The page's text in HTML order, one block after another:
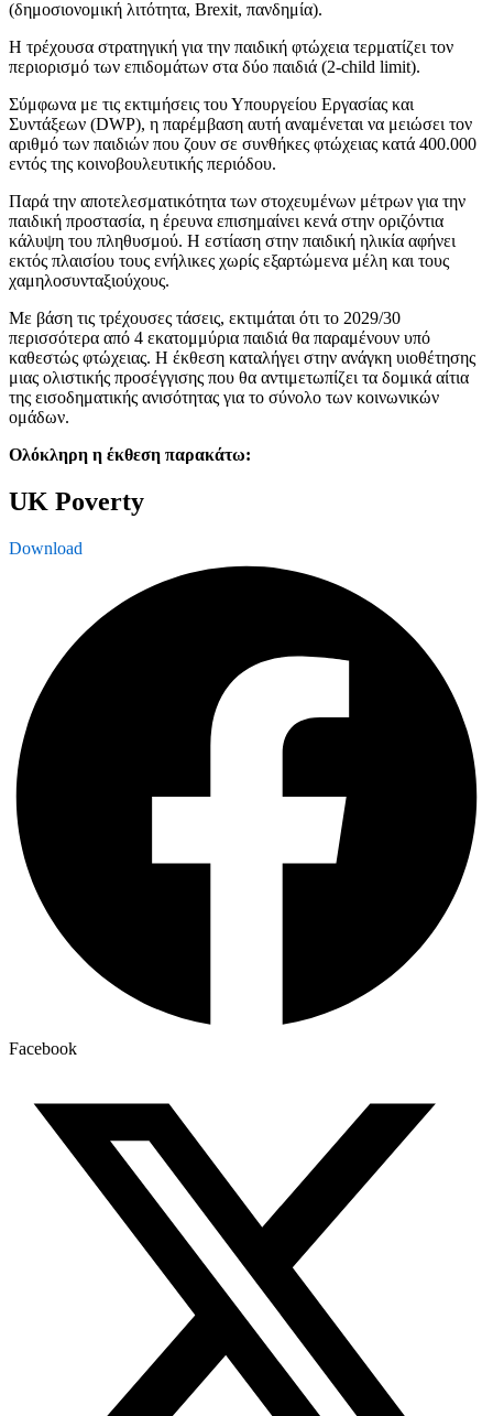
(δημοσιονομική λιτότητα, Brexit, πανδημία).
Η τρέχουσα στρατηγική για την παιδική φτώχεια τερματίζει τον
περιορισμό των επιδομάτων στα δύο παιδιά (2-child limit).
Σύμφωνα με τις εκτιμήσεις του Υπουργείου Εργασίας και
Συντάξεων (DWP), η παρέμβαση αυτή αναμένεται να μειώσει τον
αριθμό των παιδιών που ζουν σε συνθήκες φτώχειας κατά 400.000
εντός της κοινοβουλευτικής περιόδου.
Παρά την αποτελεσματικότητα των στοχευμένων μέτρων για την
παιδική προστασία, η έρευνα επισημαίνει κενά στην οριζόντια
κάλυψη του πληθυσμού. Η εστίαση στην παιδική ηλικία αφήνει
εκτός πλαισίου τους ενήλικες χωρίς εξαρτώμενα μέλη και τους
χαμηλοσυνταξιούχους.
Με βάση τις τρέχουσες τάσεις, εκτιμάται ότι το 2029/30
περισσότερα από 4 εκατομμύρια παιδιά θα παραμένουν υπό
καθεστώς φτώχειας. Η έκθεση καταλήγει στην ανάγκη υιοθέτησης
μιας ολιστικής προσέγγισης που θα αντιμετωπίζει τα δομικά αίτια
της εισοδηματικής ανισότητας για το σύνολο των κοινωνικών
ομάδων.
Ολόκληρη η έκθεση παρακάτω:
UK Poverty
Download
Facebook